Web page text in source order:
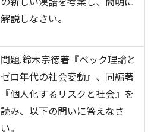
解説しなさい。
問題.鈴木宗徳著『ベック理論と
ゼロ年代の社会変動』、同編著
『個人化するリスクと社会』を
読み、以下の問いに答えなさ
い。